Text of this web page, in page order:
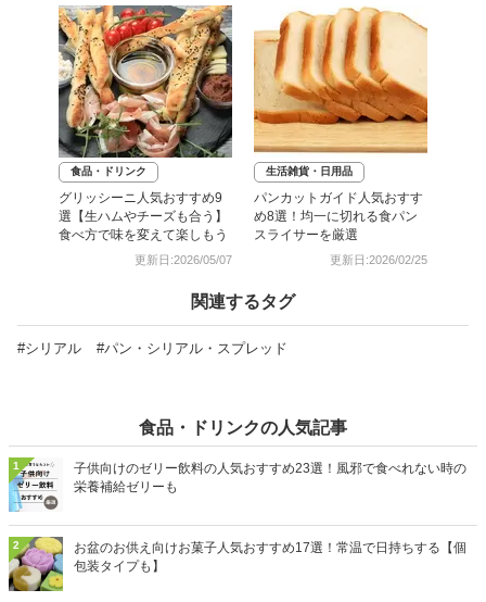
食品・ドリンク
グリッシーニ人気おすすめ9
選【生ハムやチーズも合う】
食べ方で味を変えて楽しもう
更新日:2026/05/07
生活雑貨・日用品
パンカットガイド人気おすす
め8選！均一に切れる食パン
スライサーを厳選
更新日:2026/02/25
関連するタグ
#シリアル #パン・シリアル・スプレッド
食品・ドリンクの人気記事
1
子供向けのゼリー飲料の人気おすすめ23選！風邪で食べれない時の
栄養補給ゼリーも
2
お盆のお供え向けお菓子人気おすすめ17選！常温で日持ちする【個
包装タイプも】